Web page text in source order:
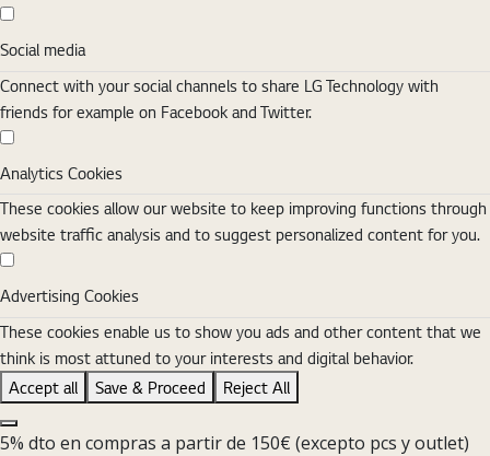
Social media
Social media
Connect with your social channels to share LG Technology with
friends for example on Facebook and Twitter.
Analytics Cookies
Analytics Cookies
These cookies allow our website to keep improving functions through
website traffic analysis and to suggest personalized content for you.
Advertising Cookies
Advertising Cookies
These cookies enable us to show you ads and other content that we
think is most attuned to your interests and digital behavior.
Accept all
Save & Proceed Reject All
Close the Cookie Setting banner
5% dto en compras a partir de 150€ (excepto pcs y outlet)